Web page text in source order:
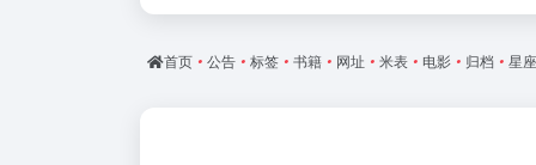
首页 • 公告 • 标签 • 书籍 • 网址 • 米表 • 电影 • 归档 • 星座